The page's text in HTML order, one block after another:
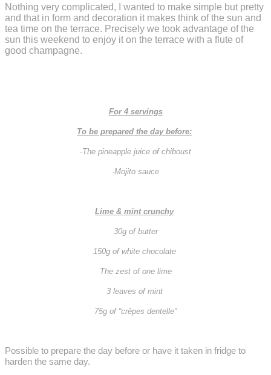
Nothing very complicated, I wanted to make simple but pretty
and that in form and decoration it makes think of the sun and
tea time on the terrace. Precisely we took advantage of the
sun this weekend to enjoy it on the terrace with a flute of
good champagne.
For 4 servings
To be prepared the day before:
-The pineapple juice of chiboust
-Mojito sauce
Lime & mint crunchy
30g of butter
150g of white chocolate
The zest of one lime
3 leaves of mint
75g of “crêpes dentelle”
Possible to prepare the day before or have it taken in fridge to
harden the same day.